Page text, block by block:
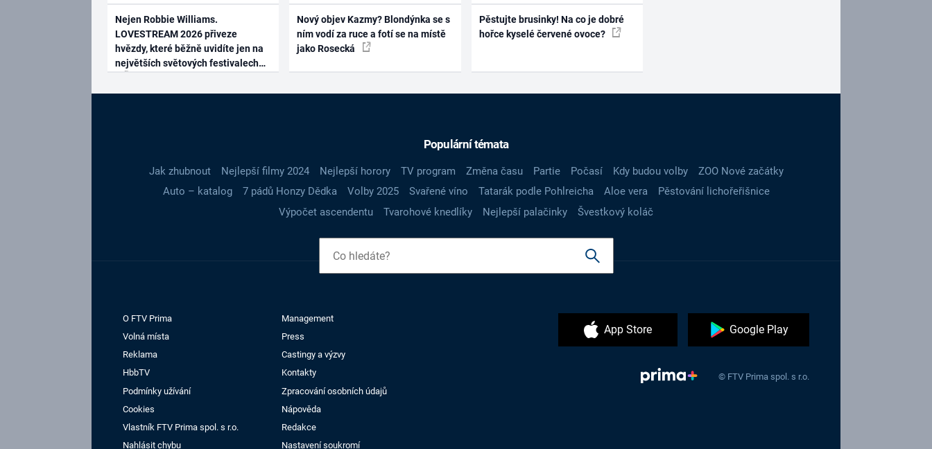
Nejen Robbie Williams.
LOVESTREAM 2026 přiveze
hvězdy, které běžně uvidíte jen na
největších světových festivalech
Nový objev Kazmy? Blondýnka se s
ním vodí za ruce a fotí se na místě
jako Rosecká
Pěstujte brusinky! Na co je dobré
hořce kyselé červené ovoce?
Populární témata
Jak zhubnout Nejlepší filmy 2024 Nejlepší horory TV program Změna času Partie Počasí Kdy budou volby
ZOO Nové začátky
Auto – katalog
7 pádů Honzy Dědka Volby 2025 Svařené víno Tatarák podle Pohlreicha Aloe vera
Pěstování lichořeřišnice
Výpočet ascendentu
Tvarohové knedlíky Nejlepší palačinky Švestkový koláč
O FTV Prima
Management
Volná místa
Press
Reklama
Castingy a výzvy
HbbTV
Kontakty
Podmínky užívání
Zpracování osobních údajů
Cookies
Nápověda
Vlastník FTV Prima spol. s r.o.
Redakce
Nahlásit chybu
Nastavení soukromí
App Store Google Play
© FTV Prima spol. s r.o.